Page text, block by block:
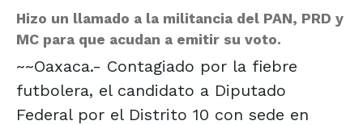
Hizo un llamado a la militancia del PAN, PRD y
MC para que acudan a emitir su voto.
~~Oaxaca.- Contagiado por la fiebre
futbolera, el candidato a Diputado
Federal por el Distrito 10 con sede en